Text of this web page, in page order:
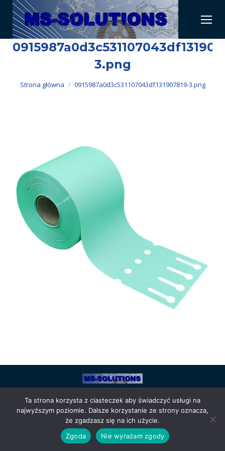
3.png
Jesteś tutaj:
Strona główna 0915987a0d3c531107043df131907819-3.png
Logowanie / rejestracja
Polityka prywatności
Regulamin
sklepu
Cennik wysyłek
Ta strona korzysta z ciasteczek aby świadczyć usługi na
najwyższym poziomie. Dalsze korzystanie ze strony oznacza,
że zgadzasz się na ich użycie.
Zgoda
Nie wyrażam zgody